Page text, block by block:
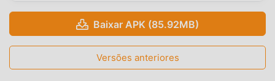
Baixar APK (85.92MB)
Versões anteriores